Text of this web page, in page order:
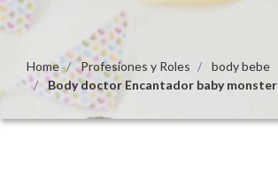
Home Profesiones y Roles
body bebe
Body doctor Encantador baby monster